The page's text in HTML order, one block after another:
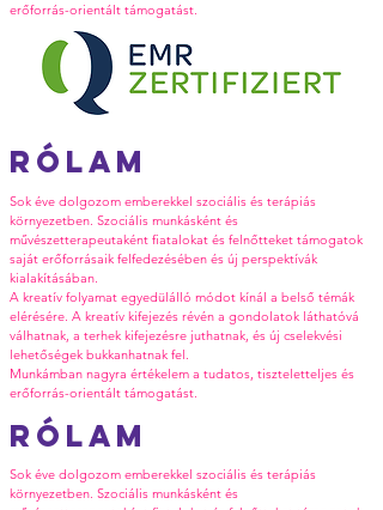
erőforrás-orientált támogatást.
Rólam
Sok éve dolgozom emberekkel szociális és terápiás
környezetben. Szociális munkásként és
művészetterapeutaként fiatalokat és felnőtteket támogatok
saját erőforrásaik felfedezésében és új perspektívák
kialakításában.
A kreatív folyamat egyedülálló módot kínál a belső témák
elérésére. A kreatív kifejezés révén a gondolatok láthatóvá
válhatnak, a terhek kifejezésre juthatnak, és új cselekvési
lehetőségek bukkanhatnak fel.
Munkámban nagyra értékelem a tudatos, tiszteletteljes és
erőforrás-orientált támogatást.
Rólam
Sok éve dolgozom emberekkel szociális és terápiás
környezetben. Szociális munkásként és